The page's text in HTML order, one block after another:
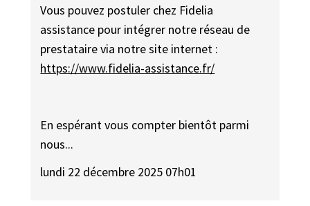
Vous pouvez postuler chez Fidelia
assistance pour intégrer notre réseau de
prestataire via notre site internet :
https://www.fidelia-assistance.fr/
En espérant vous compter bientôt parmi
nous...
lundi 22 décembre 2025 07h01